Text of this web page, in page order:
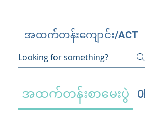
အထက်တန်းကျောင်း/ACT
အထက်တန်းစာမေးပွဲ